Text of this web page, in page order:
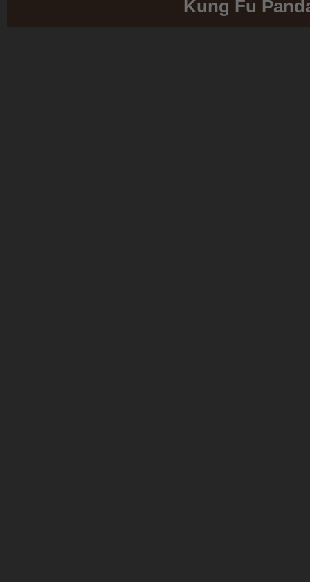
Kung Fu